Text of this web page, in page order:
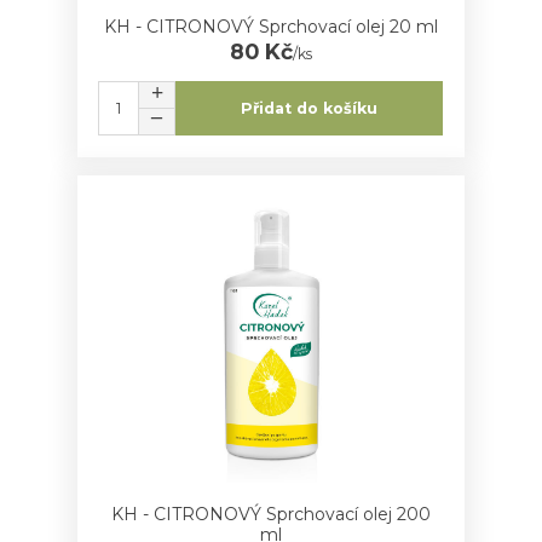
KH - CITRONOVÝ Sprchovací olej 20 ml
80 Kč/ks
Přidat do košíku
KH - CITRONOVÝ Sprchovací olej 200
ml